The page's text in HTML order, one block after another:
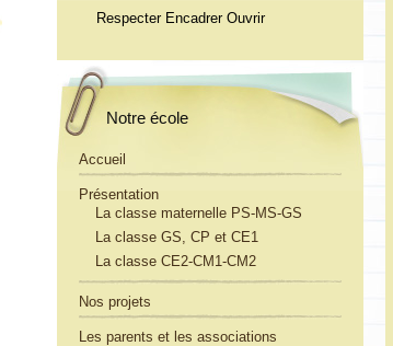
Respecter Encadrer Ouvrir
Notre école
Accueil
Présentation
La classe maternelle PS-MS-GS
La classe GS, CP et CE1
La classe CE2-CM1-CM2
Nos projets
Les parents et les associations